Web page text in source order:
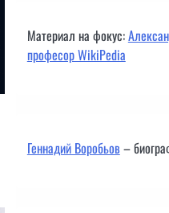
Материал на фокус:
професор WikiPedia
Геннадий Воробьов–